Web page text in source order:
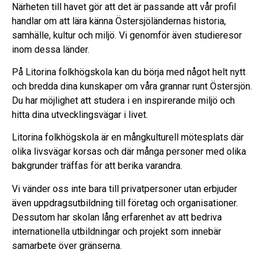
Närheten till havet gör att det är passande att vår profil
handlar om att lära känna Östersjöländernas historia,
samhälle, kultur och miljö. Vi genomför även studieresor
inom dessa länder.
På Litorina folkhögskola kan du börja med något helt nytt
och bredda dina kunskaper om våra grannar runt Östersjön.
Du har möjlighet att studera i en inspirerande miljö och
hitta dina utvecklingsvägar i livet.
Litorina folkhögskola är en mångkulturell mötesplats där
olika livsvägar korsas och där många personer med olika
bakgrunder träffas för att berika varandra.
Vi vänder oss inte bara till privatpersoner utan erbjuder
även uppdragsutbildning till företag och organisationer.
Dessutom har skolan lång erfarenhet av att bedriva
internationella utbildningar och projekt som innebär
samarbete över gränserna.